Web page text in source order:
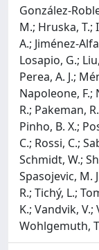
González-
M.; Hruska, T.;
A.; Jiménez-
Losapio, G.;
Perea, A. J.;
Napoleone, F.;
R.; Pakeman,
Pinho, B. X.;
C.; Rossi, C.;
Schmidt, W.;
Spasojevic, M.
R.; Tichý, L.;
K.; Vandvik, V.;
Wohlgemuth,